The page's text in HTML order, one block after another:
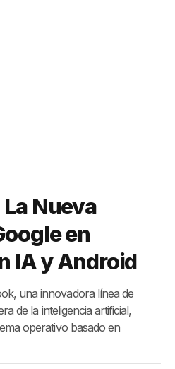
Nueva
en
IA y Android
una innovadora línea de
de la inteligencia artificial,
operativo basado en